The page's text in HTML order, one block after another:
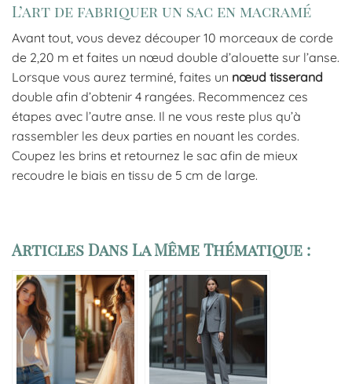
L’art de fabriquer un sac en macramé
Avant tout, vous devez découper 10 morceaux de corde
de 2,20 m et faites un nœud double d’alouette sur l’anse.
Lorsque vous aurez terminé, faites un nœud tisserand
double afin d’obtenir 4 rangées. Recommencez ces
étapes avec l’autre anse. Il ne vous reste plus qu’à
rassembler les deux parties en nouant les cordes.
Coupez les brins et retournez le sac afin de mieux
recoudre le biais en tissu de 5 cm de large.
Articles Dans La Même Thématique :